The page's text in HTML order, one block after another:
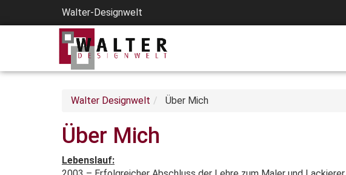
Walter-Designwelt
Walter Designwelt Über Mich
Über Mich
Lebenslauf: